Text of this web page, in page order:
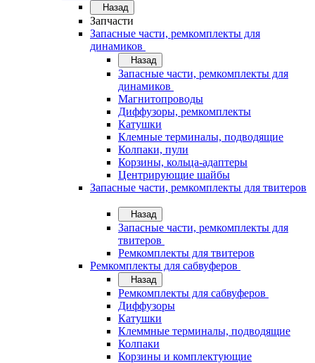
Назад
Запчасти
Запасные части, ремкомплекты для
динамиков
Назад
Запасные части, ремкомплекты для
динамиков
Магнитопроводы
Диффузоры, ремкомплекты
Катушки
Клемные терминалы, подводящие
Колпаки, пули
Корзины, кольца-адаптеры
Центрирующие шайбы
Запасные части, ремкомплекты для твитеров
Назад
Запасные части, ремкомплекты для
твитеров
Ремкомплекты для твитеров
Ремкомплекты для сабвуферов
Назад
Ремкомплекты для сабвуферов
Диффузоры
Катушки
Клеммные терминалы, подводящие
Колпаки
Корзины и комплектующие